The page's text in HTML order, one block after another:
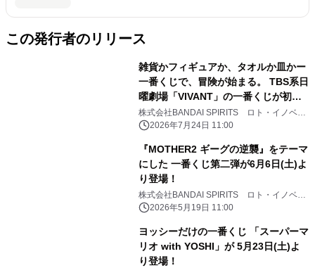
この発行者のリリース
雑貨かフィギュアか、タオルか皿かー
一番くじで、冒険が始まる。 TBS系日
曜劇場「VIVANT」の一番くじが初登
場！ 冒険の軌跡と熱気を思い起こさせ
る バラエティ豊かな商材をラインナッ
株式会社BANDAI SPIRITS ロト・イノベー
ション事業部
2026年7月24日 11:00
『MOTHER2 ギーグの逆襲』をテーマ
にした 一番くじ第二弾が6月6日(土)よ
り登場！
株式会社BANDAI SPIRITS ロト・イノベー
ション事業部
2026年5月19日 11:00
ヨッシーだけの一番くじ 「スーパーマ
リオ with YOSHI」が 5月23日(土)よ
り登場！